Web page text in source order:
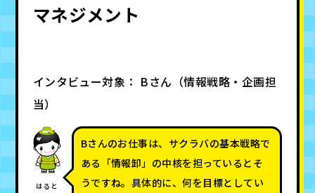
マネジメント
インタビュー対象： Bさん（情報戦略・企画担
当）
はると
Bさんのお仕事は、サクラバの基本戦略で
ある「情報卸」の中核を担っているとそ
うですね。具体的に、何を目標としてい